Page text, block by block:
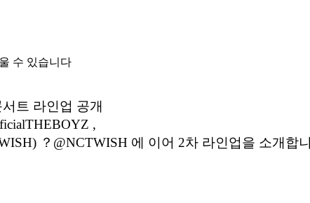
수 있습니다
트 라인업 공개
,
？@NCTWISH 에 이어 2차 라인업을 소개합